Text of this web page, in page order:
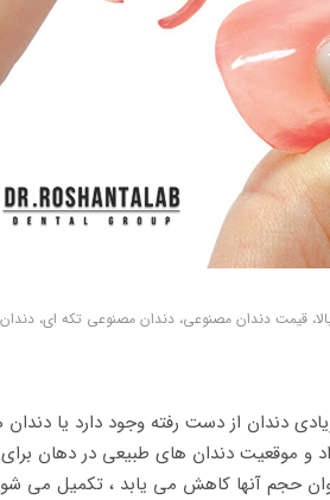
قیمت دندان مصنوعی، دندان مصنوعی تکه ای،
دندان از دست رفته وجود دارد یا
و موقعیت دندان های طبیعی در دهان
حجم آنها کاهش می یابد ، تکمیل می